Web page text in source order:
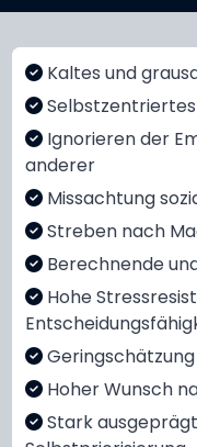
Kaltes und
Ignorieren der
anderer
Missachtung
Streben nach
Berechnende
Hohe
Hoher Wunsch
Stark